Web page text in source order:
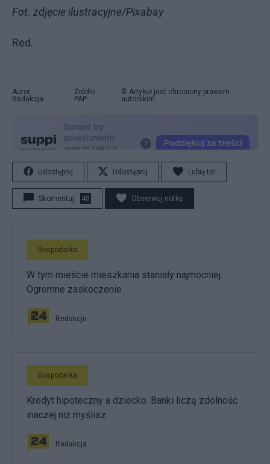
Fot. zdjęcie ilustracyjne/Pixabay
Red.
Autor:
Redakcja
Źródło:
PAP
© Artykuł jest chroniony prawem
autorskim.
Udostępnij Udostępnij Lubię to!
Skomentuj 48 Obserwuj notkę
Gospodarka
W tym mieście mieszkania staniały najmocniej.
Ogromne zaskoczenie
Redakcja
Gospodarka
Kredyt hipoteczny a dziecko. Banki liczą zdolność
inaczej niż myślisz
Redakcja